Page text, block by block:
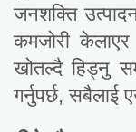
जनशक्ति
कमजोरी
खोतल्दै हिड्नु
गर्नुपर्छ, सबैलाई